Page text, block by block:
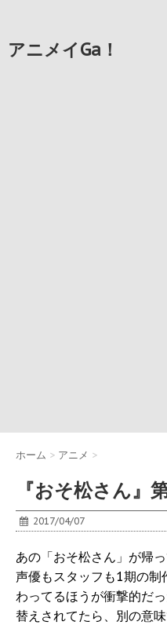
アニメイGa！
ホーム > アニメ >
『おそ松さん』
2017/04/07
あの「おそ松さん」が帰っ
声優もスタッフも1期の
わってるほうが衝撃的だ
替えされてたら、別の意